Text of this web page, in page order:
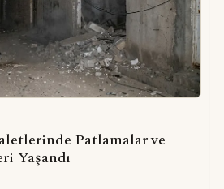
Patlamalar ve
Yaşandı